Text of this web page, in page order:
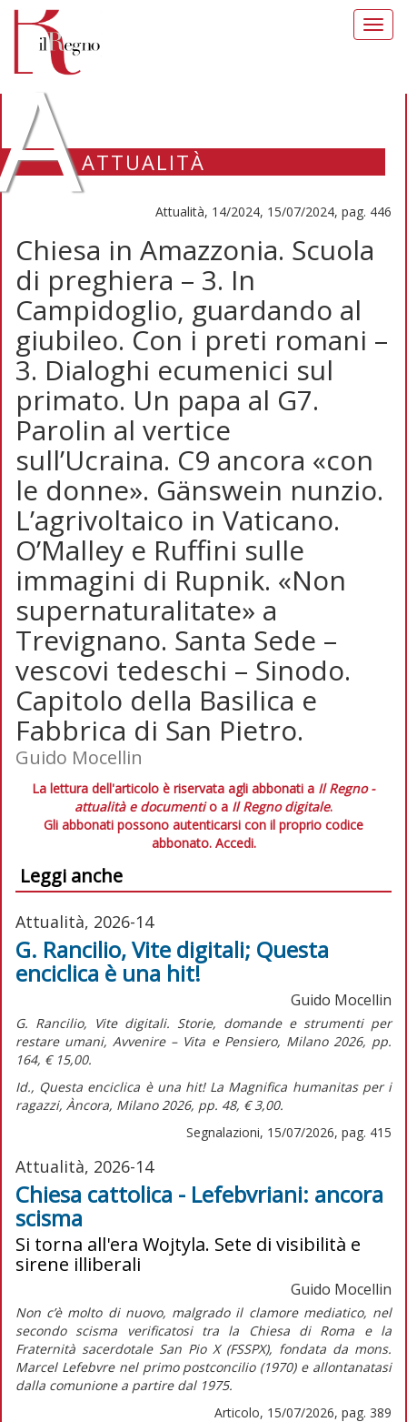
ATTUALITÀ
Attualità, 14/2024, 15/07/2024, pag. 446
Chiesa in Amazzonia. Scuola
di preghiera – 3. In
Campidoglio, guardando al
giubileo. Con i preti romani –
3. Dialoghi ecumenici sul
primato. Un papa al G7.
Parolin al vertice
sull’Ucraina. C9 ancora «con
le donne». Gänswein nunzio.
L’agrivoltaico in Vaticano.
O’Malley e Ruffini sulle
immagini di Rupnik. «Non
supernaturalitate» a
Trevignano. Santa Sede –
vescovi tedeschi – Sinodo.
Capitolo della Basilica e
Fabbrica di San Pietro.
Guido Mocellin
La lettura dell'articolo è riservata agli abbonati a Il Regno -
attualità e documentio a Il Regno digitale.
Gli abbonati possono autenticarsi con il proprio codice
abbonato. Accedi.
Leggi anche
Attualità, 2026-14
G. Rancilio, Vite digitali; Questa
enciclica è una hit!
Guido Mocellin
G. Rancilio, Vite digitali. Storie, domande e strumenti per
restare umani, Avvenire – Vita e Pensiero, Milano 2026, pp.
164, € 15,00.
Id., Questa enciclica è una hit! La Magnifica humanitas per i
ragazzi, Àncora, Milano 2026, pp. 48, € 3,00.
Segnalazioni, 15/07/2026, pag. 415
Attualità, 2026-14
Chiesa cattolica - Lefebvriani: ancora
scisma
Si torna all'era Wojtyla. Sete di visibilità e
sirene illiberali
Guido Mocellin
Non c’è molto di nuovo, malgrado il clamore mediatico, nel
secondo scisma verificatosi tra la Chiesa di Roma e la
Fraternità sacerdotale San Pio X (FSSPX), fondata da mons.
Marcel Lefebvre nel primo postconcilio (1970) e allontanatasi
dalla comunione a partire dal 1975.
Articolo, 15/07/2026, pag. 389